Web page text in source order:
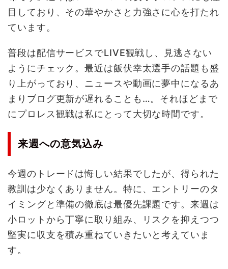
目しており、その華やかさと力強さに心を打たれ
ています。
普段は配信サービスでLIVE観戦し、見逃さない
ようにチェック。最近は飯伏幸太選手の話題も盛
り上がっており、ニュースや動画に夢中になるあ
まりブログ更新が遅れることも…。それほどまで
にプロレス観戦は私にとって大切な時間です。
来週への意気込み
今週のトレードは悔しい結果でしたが、得られた
教訓は少なくありません。特に、エントリーのタ
イミングと準備の徹底は最優先課題です。来週は
小ロットから丁寧に取り組み、リスクを抑えつつ
堅実に収支を積み重ねていきたいと考えていま
す。